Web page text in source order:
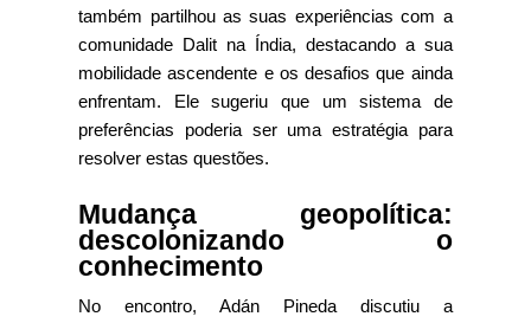
também partilhou as suas experiências com a
comunidade Dalit na Índia, destacando a sua
mobilidade ascendente e os desafios que ainda
enfrentam. Ele sugeriu que um sistema de
preferências poderia ser uma estratégia para
resolver estas questões.
Mudança geopolítica:
descolonizando o
conhecimento
No encontro, Adán Pineda discutiu a